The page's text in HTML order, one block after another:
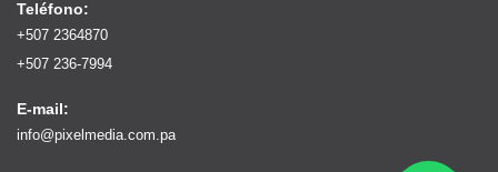
Teléfono:
+507 2364870
+507 236-7994
E-mail:
info@pixelmedia.com.pa